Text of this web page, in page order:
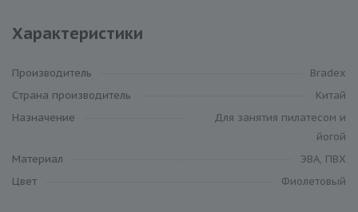
Характеристики
Производитель
Bradex
Cтрана производитель
Китай
Назначение
Для занятия пилатесом и
йогой
Материал
ЭВА, ПВХ
Цвет
Фиолетовый